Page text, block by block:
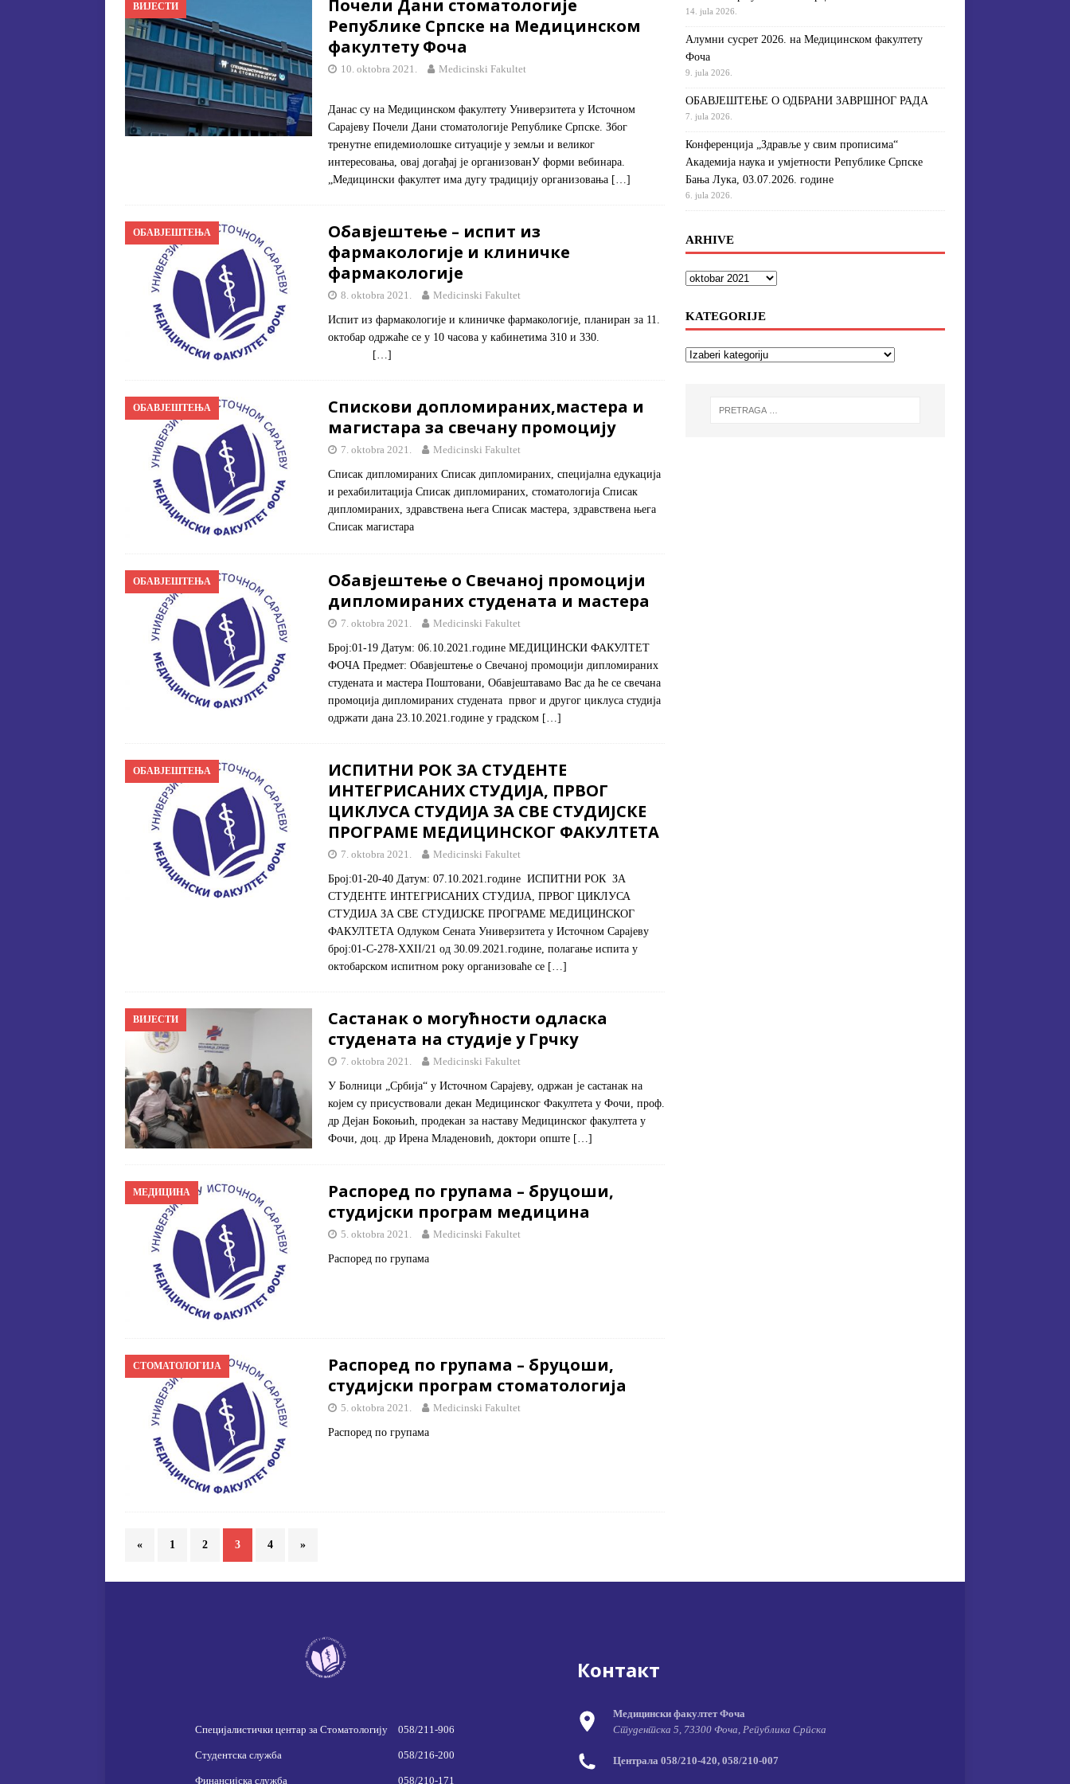
ВИЈЕСТИ
Почели Дани стоматологије
Републике Српске на Медицинском
факултету Фоча
10. oktobra 2021. Medicinski Fakultet
Данас су на Медицинском факултету Универзитета у Источном
Сарајеву Почели Дани стоматологије Републике Српске. Због
тренутне епидемиолошке ситуације у земљи и великог
интересовања, овај догађај је организованУ форми вебинара.
„Медицински факултет има дугу традицију организовања […]
ОБАВЈЕШТЕЊА
Обавјештење – испит из
фармакологије и клиничке
фармакологије
8. oktobra 2021. Medicinski Fakultet
Испит из фармакологије и клиничке фармакологије, планиран за 11.
октобар одржаће се у 10 часова у кабинетима 310 и 330.
[…]
ОБАВЈЕШТЕЊА
Спискови допломираних,мастера и
магистара за свечану промоцију
7. oktobra 2021. Medicinski Fakultet
Списак дипломираних Списак дипломираних, специјална едукација
и рехабилитација Списак дипломираних, стоматологија Списак
дипломираних, здравствена њега Списак мастера, здравствена њега
Списак магистара
ОБАВЈЕШТЕЊА
Обавјештење о Свечаној промоцији
дипломираних студената и мастера
7. oktobra 2021. Medicinski Fakultet
Број:01-19 Датум: 06.10.2021.године МЕДИЦИНСКИ ФАКУЛТЕТ
ФОЧА Предмет: Обавјештење о Свечаној промоцији дипломираних
студената и мастера Поштовани, Обавјештавамо Вас да ће се свечана
промоција дипломираних студената првог и другог циклуса студија
одржати дана 23.10.2021.године у градском […]
ОБАВЈЕШТЕЊА
ИСПИТНИ РОК ЗА СТУДЕНТЕ
ИНТЕГРИСАНИХ СТУДИЈА, ПРВОГ
ЦИКЛУСА СТУДИЈА ЗА СВЕ СТУДИЈСКЕ
ПРОГРАМЕ МЕДИЦИНСКОГ ФАКУЛТЕТА
7. oktobra 2021. Medicinski Fakultet
Број:01-20-40 Датум: 07.10.2021.године ИСПИТНИ РОК ЗА
СТУДЕНТЕ ИНТЕГРИСАНИХ СТУДИЈА, ПРВОГ ЦИКЛУСА
СТУДИЈА ЗА СВЕ СТУДИЈСКЕ ПРОГРАМЕ МЕДИЦИНСКОГ
ФАКУЛТЕТА Одлуком Сената Универзитета у Источном Сарајеву
број:01-C-278-XXII/21 од 30.09.2021.године, полагање испита у
октобарском испитном року организоваће се […]
ВИЈЕСТИ
Састанак о могућности одласка
студената на студије у Грчку
7. oktobra 2021. Medicinski Fakultet
У Болници „Србија“ у Источном Сарајеву, одржан је састанак на
којем су присуствовали декан Медицинског Факултета у Фочи, проф.
др Дејан Бокоњић, продекан за наставу Медицинског факултета у
Фочи, доц. др Ирена Младеновић, доктори опште […]
МЕДИЦИНА
Распоред по групама – бруцоши,
студијски програм медицина
5. oktobra 2021. Medicinski Fakultet
Распоред по групама
СТОМАТОЛОГИЈА
Распоред по групама – бруцоши,
студијски програм стоматологија
5. oktobra 2021. Medicinski Fakultet
Распоред по групама
« 1 2 3 4 »
14. jula 2026.
Алумни сусрет 2026. на Медицинском факултету
Фоча
9. jula 2026.
ОБАВЈЕШТЕЊЕ О ОДБРАНИ ЗАВРШНОГ РАДА
7. jula 2026.
Конференција „Здравље у свим прописима“
Академија наука и умјетности Републике Српске
Бања Лука, 03.07.2026. године
6. jula 2026.
ARHIVE
KATEGORIJE
Специјалистички центар за Стоматологију 058/211-906
Студентска служба 058/216-200
Финансијска служба 058/210-171
Контакт
Медицински факултет Фоча
Студентска 5, 73300 Фоча, Република Српска
Централа 058/210-420, 058/210-007